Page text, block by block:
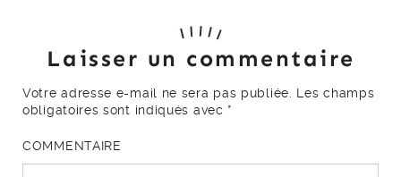
Laisser un commentaire
Votre adresse e-mail ne sera pas publiée. Les champs
obligatoires sont indiqués avec *
COMMENTAIRE